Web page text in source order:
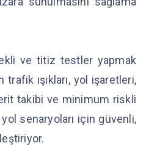
ve titiz testler yapmak
ışıkları, yol işaretleri,
takibi ve minimum riskli
senaryoları için güvenli,